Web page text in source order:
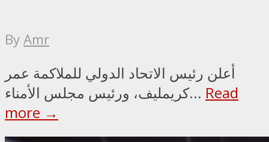
ByAmr
أعلن رئيس الاتحاد الدولي للملاكمة عمر
كريمليف، ورئيس مجلس الأمناء... Read
more →